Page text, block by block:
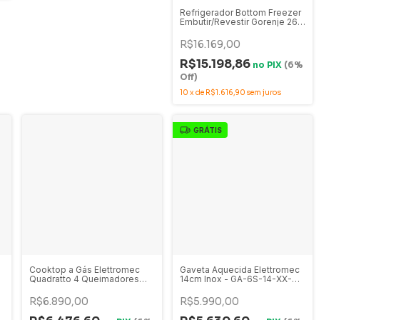
Refrigerador Bottom Freezer
Embutir/Revestir Gorenje 269
R$16.169,00
R$15.198,86 no PIX (6%
Off)
10 xde R$1.616,90 sem juros
Cooktop a Gás Elettromec
Quadratto 4 Queimadores
60-XQ-3ZEA
R$6.890,00
GRÁTIS
Gaveta Aquecida Elettromec
14cm Inox - GA-6S-14-XX-
R$5.990,00